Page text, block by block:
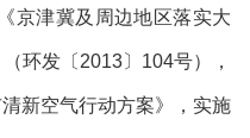
京津冀及周边地区落实大
环发〔 2013〕 104号），
新空气行动方案》，实施